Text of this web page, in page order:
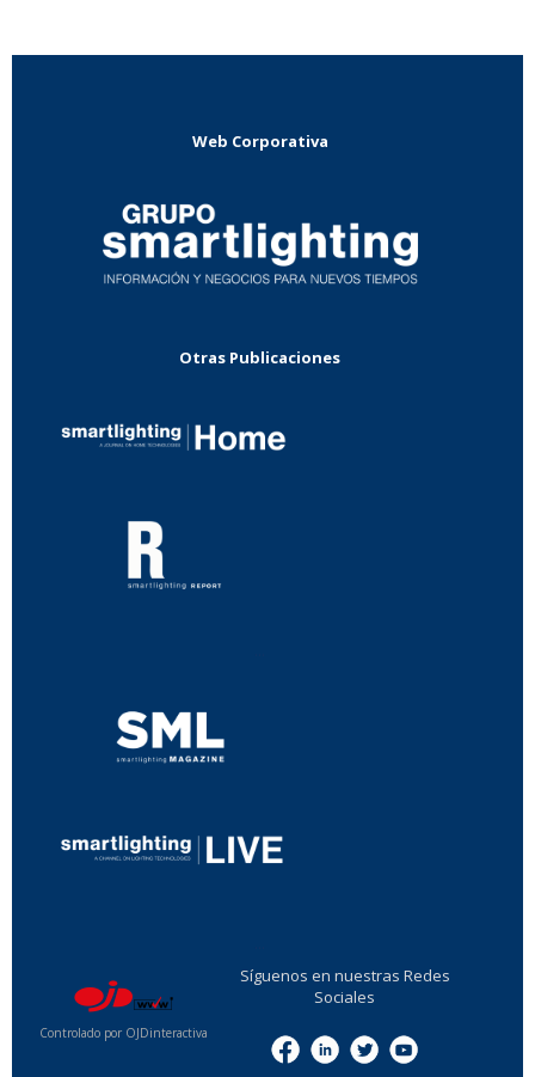
Web Corporativa
Otras Publicaciones
Controlado por OJDinteractiva
Síguenos en nuestras Redes
Sociales